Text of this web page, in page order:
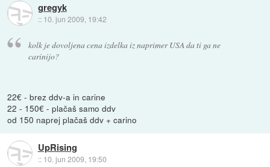
gregyk
:: 10. jun 2009, 19:42
kolk je dovoljena cena izdelka iz naprimer USA da ti ga ne
carinijo?
22€ - brez ddv-a in carine
22 - 150€ - plačaš samo ddv
od 150 naprej plačaš ddv + carino
UpRising
:: 10. jun 2009, 19:50